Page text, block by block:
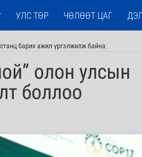
УЛС ТӨР ЧӨЛӨӨТ ЦАГ
барих ажил үргэлжилж байна
олон улсын
боллоо